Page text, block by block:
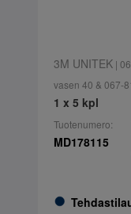
3M UNITEK|
vasen 40 & 067-
1 x 5 kpl
Tuotenumero:
MD178115